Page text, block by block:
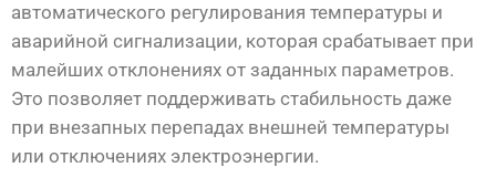
автоматического регулирования температуры и
аварийной сигнализации, которая срабатывает при
малейших отклонениях от заданных параметров.
Это позволяет поддерживать стабильность даже
при внезапных перепадах внешней температуры
или отключениях электроэнергии.